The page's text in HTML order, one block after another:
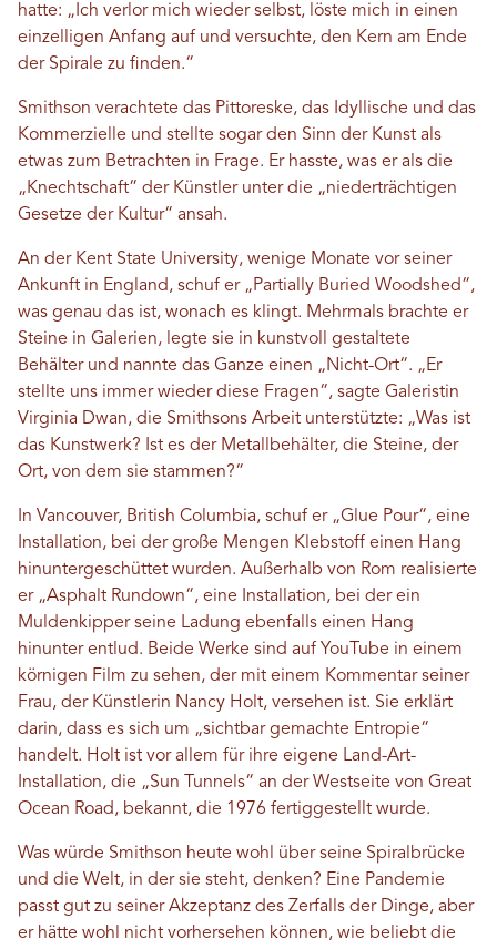
hatte: „Ich verlor mich wieder selbst, löste mich in einen
einzelligen Anfang auf und versuchte, den Kern am Ende
der Spirale zu finden.“
Smithson verachtete das Pittoreske, das Idyllische und das
Kommerzielle und stellte sogar den Sinn der Kunst als
etwas zum Betrachten in Frage. Er hasste, was er als die
„Knechtschaft“ der Künstler unter die „niederträchtigen
Gesetze der Kultur“ ansah.
An der Kent State University, wenige Monate vor seiner
Ankunft in England, schuf er „Partially Buried Woodshed“,
was genau das ist, wonach es klingt. Mehrmals brachte er
Steine ​​in Galerien, legte sie in kunstvoll gestaltete
Behälter und nannte das Ganze einen „Nicht-Ort“. „Er
stellte uns immer wieder diese Fragen“, sagte Galeristin
Virginia Dwan, die Smithsons Arbeit unterstützte: „Was ist
das Kunstwerk? Ist es der Metallbehälter, die Steine, der
Ort, von dem sie stammen?“
In Vancouver, British Columbia, schuf er „Glue Pour“, eine
Installation, bei der große Mengen Klebstoff einen Hang
hinuntergeschüttet wurden. Außerhalb von Rom realisierte
er „Asphalt Rundown“, eine Installation, bei der ein
Muldenkipper seine Ladung ebenfalls einen Hang
hinunter entlud. Beide Werke sind auf YouTube in einem
körnigen Film zu sehen, der mit einem Kommentar seiner
Frau, der Künstlerin Nancy Holt, versehen ist. Sie erklärt
darin, dass es sich um „sichtbar gemachte Entropie“
handelt. Holt ist vor allem für ihre eigene Land-Art-
Installation, die „Sun Tunnels“ an der Westseite von Great
Ocean Road, bekannt, die 1976 fertiggestellt wurde.
Was würde Smithson heute wohl über seine Spiralbrücke
und die Welt, in der sie steht, denken? Eine Pandemie
passt gut zu seiner Akzeptanz des Zerfalls der Dinge, aber
er hätte wohl nicht vorhersehen können, wie beliebt die